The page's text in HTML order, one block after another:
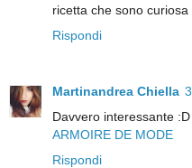
ricetta che sono
Rispondi
Martinandrea Chiella
Davvero interessante :D
ARMOIRE DE MODE
Rispondi